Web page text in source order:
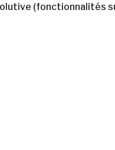
(fonctionnalités